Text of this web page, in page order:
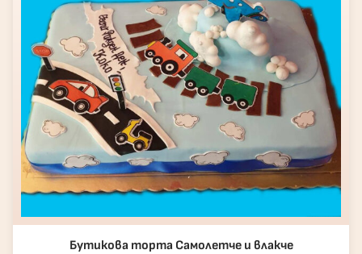
Бутикова торта Самолетче и влакче